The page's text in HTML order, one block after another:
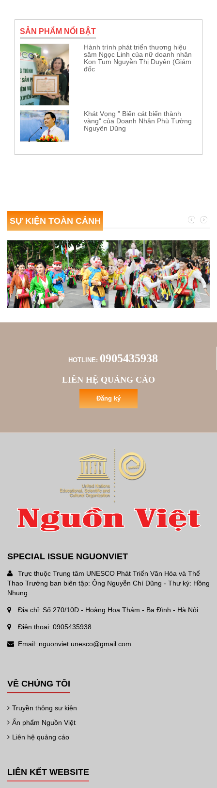
SẢN PHẨM NỔI BẬT
Hành trình phát triển thương hiệu
sâm Ngọc Linh của nữ doanh nhân
Kon Tum Nguyễn Thị Duyên (Giám
đốc
Khát Vọng " Biến cát biển thành
vàng" của Doanh Nhân Phù Tường
Nguyên Dũng
SỰ KIỆN TOÀN CẢNH
HOTLINE: 0905435938
LIÊN HỆ QUẢNG CÁO
Đăng ký
SPECIAL ISSUE NGUONVIET
Trực thuộc Trung tâm UNESCO Phát Triển Văn Hóa và Thể
Thao Trưởng ban biên tập: Ông Nguyễn Chí Dũng - Thư ký: Hồng
Nhung
Địa chỉ: Số 270/10D - Hoàng Hoa Thám - Ba Đình - Hà Nội
Điện thoại: 0905435938
Email: nguonviet.unesco@gmail.com
VỀ CHÚNG TÔI
Truyền thông sự kiện
Ấn phẩm Nguồn Việt
Liên hệ quảng cáo
LIÊN KẾT WEBSITE